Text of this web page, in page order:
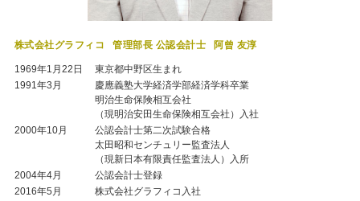
株式会社グラフィコ 管理部長 公認会計士 阿曾 友淳
1969年1月22日
東京都中野区生まれ
1991年3月
慶應義塾大学経済学部経済学科卒業
明治生命保険相互会社
（現明治安田生命保険相互会社）入社
2000年10月
公認会計士第二次試験合格
太田昭和センチュリー監査法人
（現新日本有限責任監査法人）入所
2004年4月
公認会計士登録
2016年5月
株式会社グラフィコ入社